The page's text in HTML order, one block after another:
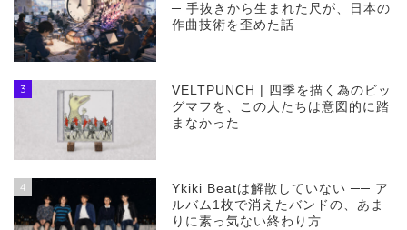
─ 手抜きから生まれた尺が、日本の
作曲技術を歪めた話
3
VELTPUNCH | 四季を描く為のビッ
グマフを、この人たちは意図的に踏
まなかった
4
Ykiki Beatは解散していない ── ア
ルバム1枚で消えたバンドの、あま
りに素っ気ない終わり方